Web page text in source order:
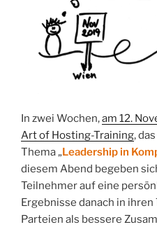
In zwei Wochen,am 12.
Art of Hosting-Training,
Thema „Leadership in
diesem Abend begeben
Teilnehmer auf eine
Ergebnisse danach in
Parteien als bessere